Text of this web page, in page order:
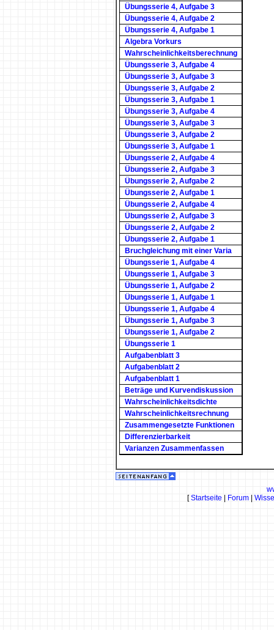
Übungsserie 4, Aufgabe 3
Übungsserie 4, Aufgabe 2
Übungsserie 4, Aufgabe 1
Algebra Vorkurs
Wahrscheinlichkeitsberechnung
Übungsserie 3, Aufgabe 4
Übungsserie 3, Aufgabe 3
Übungsserie 3, Aufgabe 2
Übungsserie 3, Aufgabe 1
Übungsserie 3, Aufgabe 4
Übungsserie 3, Aufgabe 3
Übungsserie 3, Aufgabe 2
Übungsserie 3, Aufgabe 1
Übungsserie 2, Aufgabe 4
Übungsserie 2, Aufgabe 3
Übungsserie 2, Aufgabe 2
Übungsserie 2, Aufgabe 1
Übungsserie 2, Aufgabe 4
Übungsserie 2, Aufgabe 3
Übungsserie 2, Aufgabe 2
Übungsserie 2, Aufgabe 1
Bruchgleichung mit einer Varia
Übungsserie 1, Aufgabe 4
Übungsserie 1, Aufgabe 3
Übungsserie 1, Aufgabe 2
Übungsserie 1, Aufgabe 1
Übungsserie 1, Aufgabe 4
Übungsserie 1, Aufgabe 3
Übungsserie 1, Aufgabe 2
Übungsserie 1
Aufgabenblatt 3
Aufgabenblatt 2
Aufgabenblatt 1
Beträge und Kurvendiskussion
Wahrscheinlichkeitsdichte
Wahrscheinlichkeitsrechnung
Zusammengesetzte Funktionen
Differenzierbarkeit
Varianzen Zusammenfassen
[Startseite Forum